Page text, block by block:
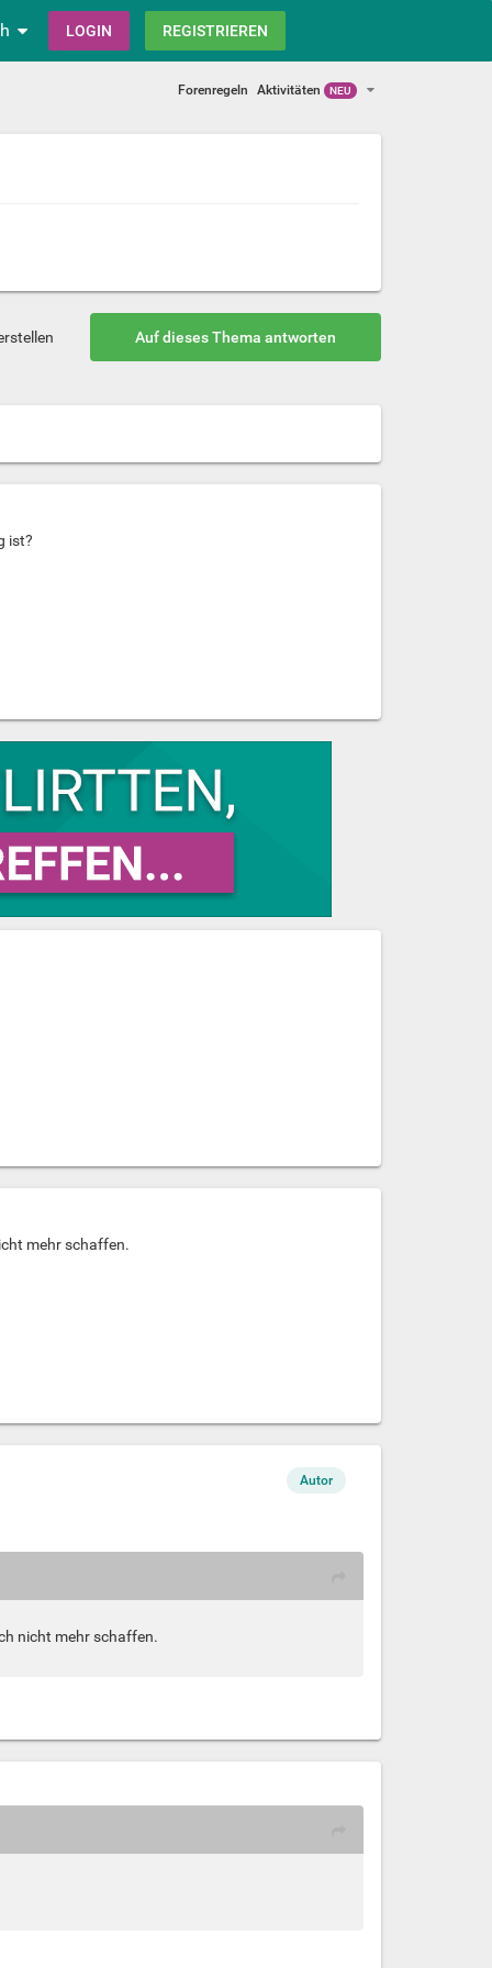
LOGIN REGISTRIEREN
Forenregeln Aktivitäten NEU
Auf dieses Thema antworten
ist?
mehr schaffen.
Autor
nicht mehr schaffen.